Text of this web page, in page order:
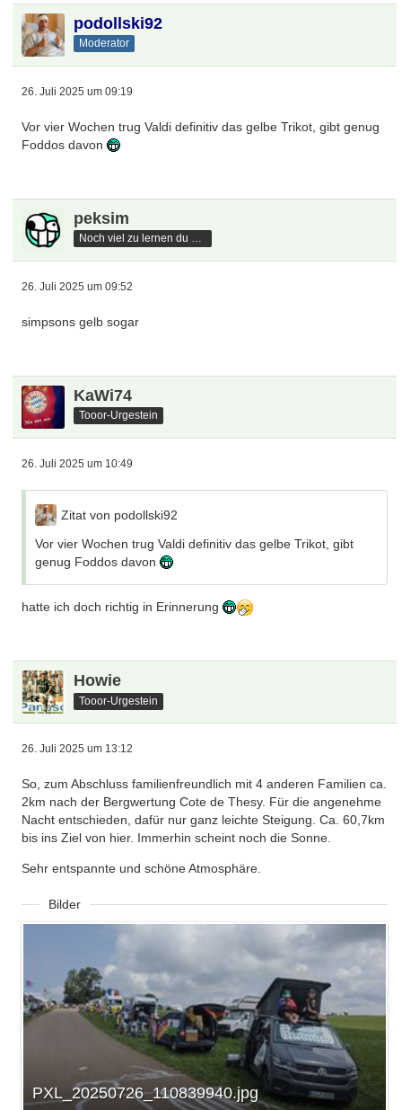
podollski92
Moderator
26. Juli 2025 um 09:19
Vor vier Wochen trug Valdi definitiv das gelbe Trikot, gibt genug
Foddos davon
peksim
Noch viel zu lernen du hast
26. Juli 2025 um 09:52
simpsons gelb sogar
KaWi74
Tooor-Urgestein
26. Juli 2025 um 10:49
Zitat von podollski92
Vor vier Wochen trug Valdi definitiv das gelbe Trikot, gibt
genug Foddos davon
hatte ich doch richtig in Erinnerung
Howie
Tooor-Urgestein
26. Juli 2025 um 13:12
So, zum Abschluss familienfreundlich mit 4 anderen Familien ca.
2km nach der Bergwertung Cote de Thesy. Für die angenehme
Nacht entschieden, dafür nur ganz leichte Steigung. Ca. 60,7km
bis ins Ziel von hier. Immerhin scheint noch die Sonne.
Sehr entspannte und schöne Atmosphäre.
Bilder
PXL_20250726_110839940.jpg